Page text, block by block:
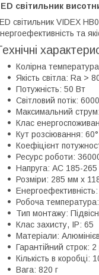
світильник
світильник VIDEX
та
Колірна
Якість світла: Ra >
Потужність: 50 Вт
Світловий потік:
Максимальний
Клас
Кут розсіювання:
Коефіцієнт
Ресурс роботи:
Напруга: AC 185-265
Розміри: 285 мм x
Робоча
Тип монтажу:
Клас захисту, IP: 65
Матеріали:
Гарантійний строк: 2
Кількість в коробці:
Вага: 820 г